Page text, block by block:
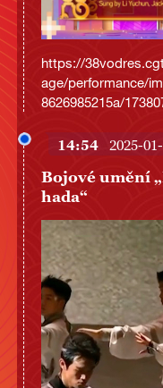
https://
age/performance/
8626985215a/
14:54 2025-
Bojové umění
hada“